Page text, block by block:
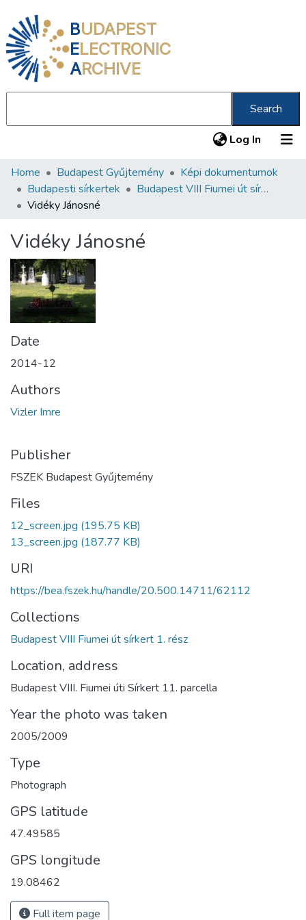
BUDAPEST
ELECTRONIC
ARCHIVE
Search
Log In (current)
Communities & Collections
All of DSpace
About us
Home Budapest Gyűjtemény
Képi dokumentumok
Budapesti sírkertek
Budapest VIII Fiumei út sírkert 1. rész
Vidéky Jánosné
Vidéky Jánosné
Date
2014-12
Authors
Vizler Imre
Publisher
FSZEK Budapest Gyűjtemény
Files
12_screen.jpg (195.75 KB)
13_screen.jpg (187.77 KB)
URI
https://bea.fszek.hu/handle/20.500.14711/62112
Collections
Budapest VIII Fiumei út sírkert 1. rész
Location, address
Budapest VIII. Fiumei úti Sírkert 11. parcella
Year the photo was taken
2005/2009
Type
Photograph
GPS latitude
47.49585
GPS longitude
19.08462
Full item page